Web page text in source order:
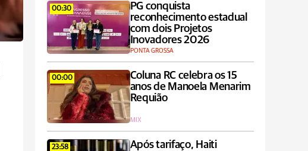
00:30
PG conquista
reconhecimento estadual
com dois Projetos
Inovadores 2026
PONTA GROSSA
00:00
Coluna RC celebra os 15
anos de Manoela Menarim
Requião
MIX
23:58
Após tarifaço, Haiti